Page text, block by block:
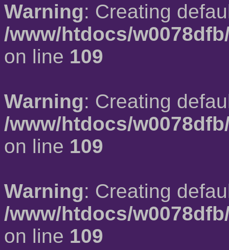
Warning: Creating
/www/htdocs/
on line 109
Warning: Creating
/www/htdocs/
on line 109
Warning: Creating
/www/htdocs/
on line 109